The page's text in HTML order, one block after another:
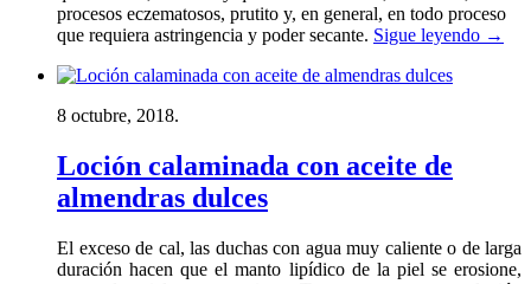
procesos eczematosos, prutito y, en general, en todo proceso
que requiera astringencia y poder secante. Sigue leyendo →
8 octubre, 2018.
Loción calaminada con aceite de
almendras dulces
El exceso de cal, las duchas con agua muy caliente o de larga
duración hacen que el manto lipídico de la piel se erosione,